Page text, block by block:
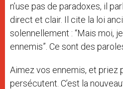
n’use pas de paradoxes, il
direct et clair. Il cite la loi
solennellement : “Mais moi,
ennemis”. Ce sont des
Aimez vos ennemis, et priez
persécutent. C’est la